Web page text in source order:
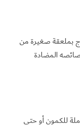
بملعقة صغيرة من
المضادة
للكمون أو حتى